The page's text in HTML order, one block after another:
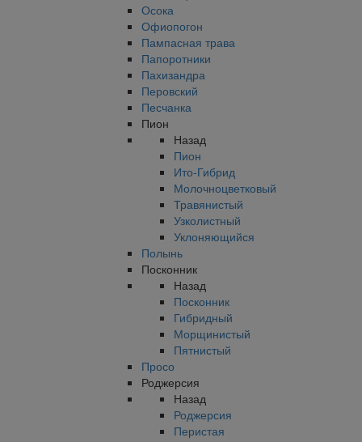
Осока
Офиопогон
Пампасная трава
Папоротники
Пахизандра
Перовский
Песчанка
Пион
Назад
Пион
Ито-Гибрид
Молочноцветковый
Травянистый
Узколистный
Уклоняющийся
Полынь
Посконник
Назад
Посконник
Гибридный
Морщинистый
Пятнистый
Просо
Роджерсия
Назад
Роджерсия
Перистая